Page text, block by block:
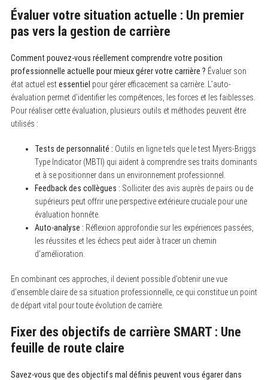
Évaluer votre situation actuelle : Un premier
pas vers la gestion de carrière
Comment pouvez-vous réellement comprendre votre position
professionnelle actuelle pour mieux gérer votre carrière ? Évaluer son
état actuel estessentiel pour gérer efficacement sa carrière. L’auto-
évaluation permet d’identifier les compétences, les forces et les faiblesses.
Pour réaliser cette évaluation, plusieurs outils et méthodes peuvent être
utilisés :
Tests de personnalité : Outils en ligne tels que le test Myers-Briggs
Type Indicator (MBTI) qui aident à comprendre ses traits dominants
et à se positionner dans un environnement professionnel.
Feedback des collègues : Solliciter des avis auprès de pairs ou de
supérieurs peut offrir une perspective extérieure cruciale pour une
évaluation honnête.
Auto-analyse : Réflexion approfondie sur les expériences passées,
les réussites et les échecs peut aider à tracer un chemin
d’amélioration.
En combinant ces approches, il devient possible d’obtenir une vue
d’ensemble claire de sa situation professionnelle, ce qui constitue un point
de départ vital pour toute évolution de carrière.
Fixer des objectifs de carrière SMART : Une
feuille de route claire
Savez-vous que des objectifs mal définis peuvent vous égarer dans